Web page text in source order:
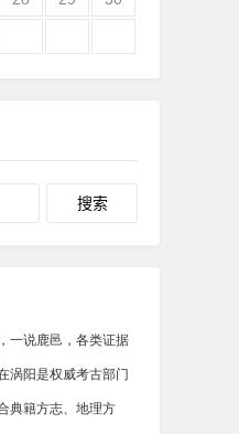
一说鹿邑，各类证据
涡阳是权威考古部门
典籍方志、地理方